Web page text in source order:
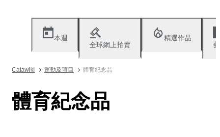
本週
全球網上拍賣
精選作品
Catawiki 運動及項目 體育紀念品
體育紀念品